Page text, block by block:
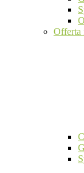
Offerta